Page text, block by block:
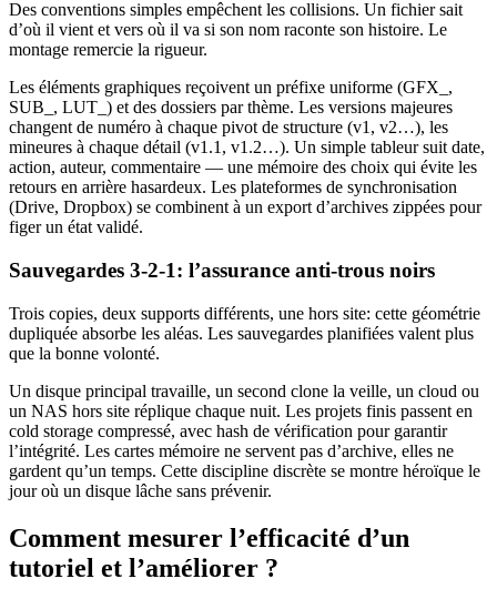
Des conventions simples empêchent les collisions. Un fichier sait
d’où il vient et vers où il va si son nom raconte son histoire. Le
montage remercie la rigueur.
Les éléments graphiques reçoivent un préfixe uniforme (GFX_,
SUB_, LUT_) et des dossiers par thème. Les versions majeures
changent de numéro à chaque pivot de structure (v1, v2…), les
mineures à chaque détail (v1.1, v1.2…). Un simple tableur suit date,
action, auteur, commentaire — une mémoire des choix qui évite les
retours en arrière hasardeux. Les plateformes de synchronisation
(Drive, Dropbox) se combinent à un export d’archives zippées pour
figer un état validé.
Sauvegardes 3-2-1: l’assurance anti-trous noirs
Trois copies, deux supports différents, une hors site: cette géométrie
dupliquée absorbe les aléas. Les sauvegardes planifiées valent plus
que la bonne volonté.
Un disque principal travaille, un second clone la veille, un cloud ou
un NAS hors site réplique chaque nuit. Les projets finis passent en
cold storage compressé, avec hash de vérification pour garantir
l’intégrité. Les cartes mémoire ne servent pas d’archive, elles ne
gardent qu’un temps. Cette discipline discrète se montre héroïque le
jour où un disque lâche sans prévenir.
Comment mesurer l’efficacité d’un
tutoriel et l’améliorer ?